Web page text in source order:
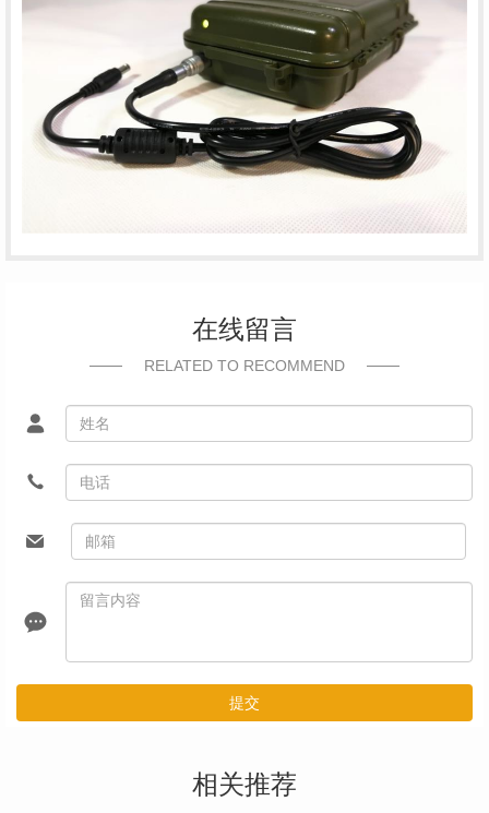
在线留言
RELATED TO RECOMMEND
提交
相关推荐